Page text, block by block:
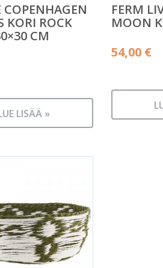
COPENHAGEN
KORI ROCK
CM
LISÄÄ »
FERM
MOON
54,00 €